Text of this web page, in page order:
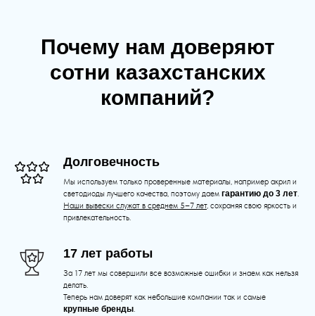
Почему нам доверяют
сотни казахстанских
компаний?
Долговечность
Мы используем только проверенные материалы, например акрил и
светодиоды лучшего качества, поэтому даем гарантию до 3 лет.
Наши вывески служат в среднем 5–7 лет, сохраняя свою яркость и
привлекательность.
17 лет работы
За 17 лет мы совершили все возможные ошибки и знаем как нельзя
делать.
Теперь нам доверят как небольшие компании так и самые
крупные бренды.